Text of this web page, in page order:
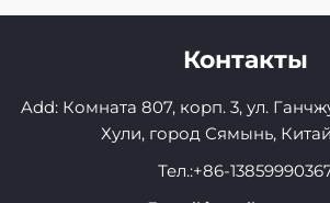
Контакты
Add: Комната 807, корп. 3, ул.
Хули, город Сямынь,
Тел.:+86-